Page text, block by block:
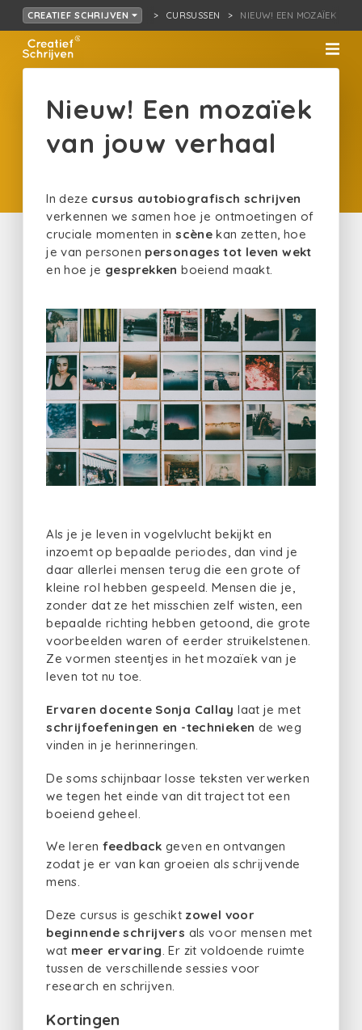
CREATIEF SCHRIJVEN CURSUSSEN NIEUW! EEN MOZAÏEK
Nieuw! Een mozaïek
van jouw verhaal
In deze cursus autobiografisch schrijven
verkennen we samen hoe je ontmoetingen of
cruciale momenten inscène kan zetten, hoe
je van personen personages tot leven wekt
en hoe je gesprekken boeiend maakt.
Als je je leven in vogelvlucht bekijkt en
inzoemt op bepaalde periodes, dan vind je
daar allerlei mensen terug die een grote of
kleine rol hebben gespeeld. Mensen die je,
zonder dat ze het misschien zelf wisten, een
bepaalde richting hebben getoond, die grote
voorbeelden waren of eerder struikelstenen.
Ze vormen steentjes in het mozaïek van je
leven tot nu toe.
Ervaren docente Sonja Callay laat je met
schrijfoefeningen en -technieken de weg
vinden in je herinneringen.
De soms schijnbaar losse teksten verwerken
we tegen het einde van dit traject tot een
boeiend geheel.
We leren feedback geven en ontvangen
zodat je er van kan groeien als schrijvende
mens.
Deze cursus is geschikt zowel voor
beginnende schrijvers als voor mensen met
wat meer ervaring. Er zit voldoende ruimte
tussen de verschillende sessies voor
research en schrijven.
Kortingen